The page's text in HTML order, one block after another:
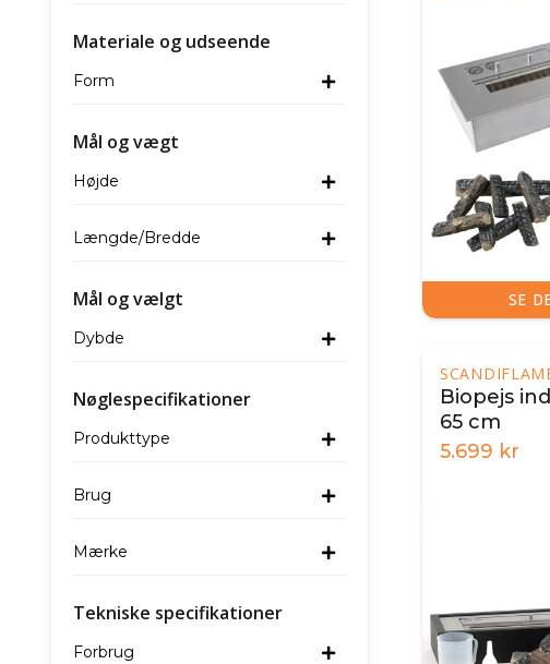
Materiale og udseende
Form
Mål og vægt
Højde
Længde/Bredde
Mål og vælgt
Dybde
Nøglespecifikationer
Produkttype
Brug
Mærke
Tekniske specifikationer
Forbrug
SE
Biopejs
65 cm
5.699 kr